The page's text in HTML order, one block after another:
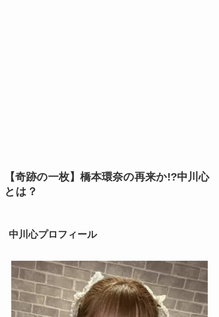
【奇跡の一枚】橋本環奈の再来か!?中川心
とは？
中川心プロフィール